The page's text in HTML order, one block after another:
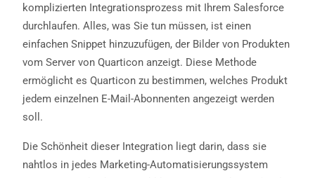
komplizierten Integrationsprozess mit Ihrem Salesforce
durchlaufen. Alles, was Sie tun müssen, ist einen
einfachen Snippet hinzuzufügen, der Bilder von Produkten
vom Server von Quarticon anzeigt. Diese Methode
ermöglicht es Quarticon zu bestimmen, welches Produkt
jedem einzelnen E-Mail-Abonnenten angezeigt werden
soll.
Die Schönheit dieser Integration liegt darin, dass sie
nahtlos in jedes Marketing-Automatisierungssystem